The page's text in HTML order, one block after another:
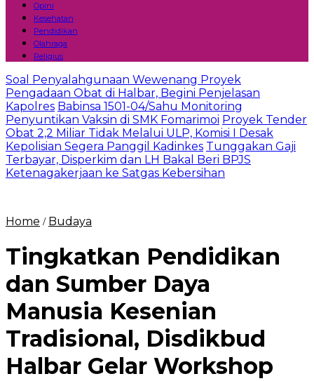
Opini
Kesehatan
Pendidikan
Olahraga
Religius
Soal Penyalahgunaan Wewenang Proyek
Pengadaan Obat di Halbar, Begini Penjelasan
Kapolres Babinsa 1501-04/Sahu Monitoring
Penyuntikan Vaksin di SMK Fomarimoi Proyek Tender
Obat 2,2 Miliar Tidak Melalui ULP, Komisi I Desak
Kepolisian Segera Panggil Kadinkes Tunggakan Gaji
Terbayar, Disperkim dan LH Bakal Beri BPJS
Ketenagakerjaan ke Satgas Kebersihan
Home / Budaya
Tingkatkan Pendidikan
dan Sumber Daya
Manusia Kesenian
Tradisional, Disdikbud
Halbar Gelar Workshop